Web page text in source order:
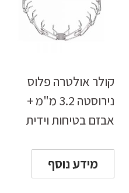
קולר אולטרה פלוס
נירוסטה 3.2 מ"מ +
אבזם בטיחות וידית
מידע נוסף